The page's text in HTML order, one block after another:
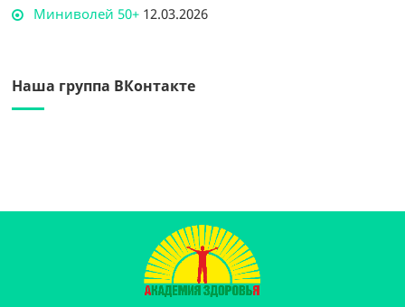
Миниволей 50+ 12.03.2026
Наша группа ВКонтакте